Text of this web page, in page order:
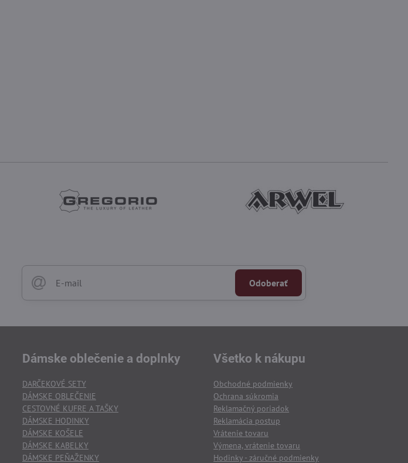
Odoberať
Dámske oblečenie a doplnky
DARČEKOVÉ SETY
DÁMSKE OBLEČENIE
CESTOVNÉ KUFRE A TAŠKY
DÁMSKE HODINKY
DÁMSKE KOŠELE
DÁMSKE KABELKY
DÁMSKE PEŇAŽENKY
Všetko k nákupu
Obchodné podmienky
Ochrana súkromia
Reklamačný poriadok
Reklamácia postup
Vrátenie tovaru
Výmena, vrátenie tovaru
Hodinky - záručné podmienky